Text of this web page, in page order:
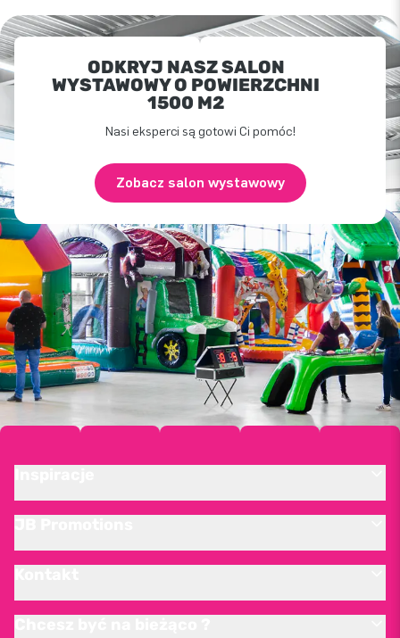
ODKRYJ NASZ SALON
WYSTAWOWY O POWIERZCHNI
1500 M2
Nasi eksperci są gotowi Ci pomóc!
Zobacz salon wystawowy